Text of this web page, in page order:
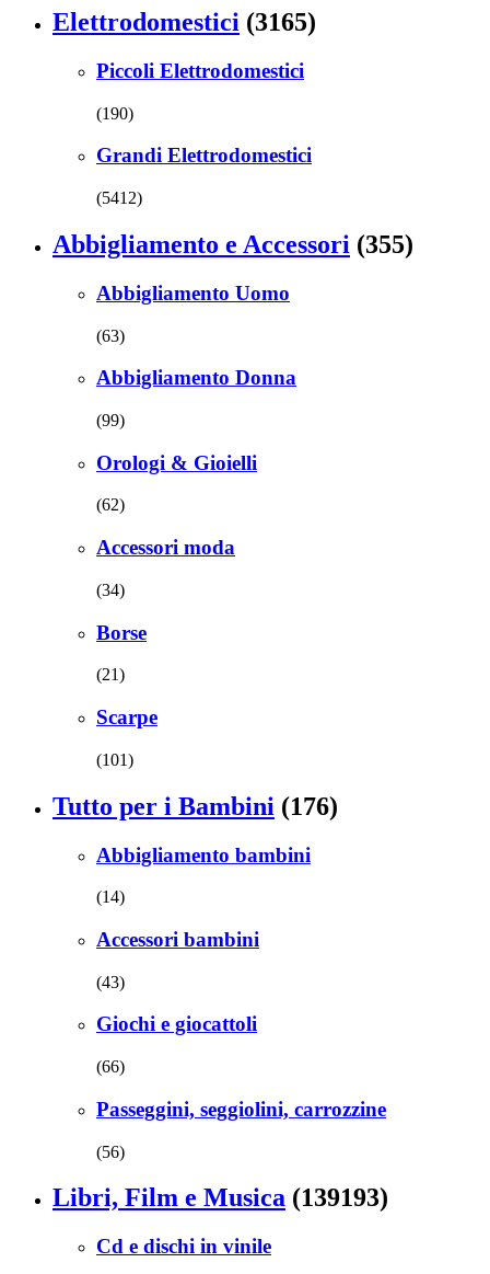
Elettrodomestici (3165)
Piccoli Elettrodomestici
(190)
Grandi Elettrodomestici
(5412)
Abbigliamento e Accessori (355)
Abbigliamento Uomo
(63)
Abbigliamento Donna
(99)
Orologi & Gioielli
(62)
Accessori moda
(34)
Borse
(21)
Scarpe
(101)
Tutto per i Bambini (176)
Abbigliamento bambini
(14)
Accessori bambini
(43)
Giochi e giocattoli
(66)
Passeggini, seggiolini, carrozzine
(56)
Libri, Film e Musica (139193)
Cd e dischi in vinile